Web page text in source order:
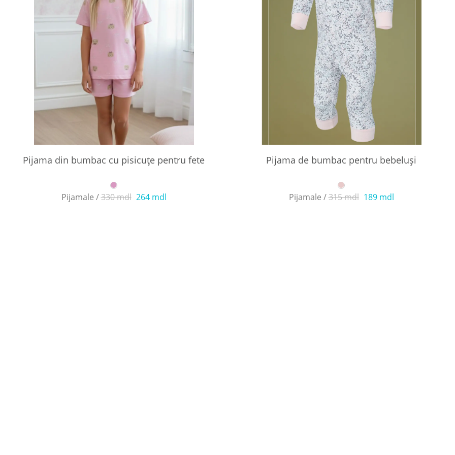
Pijama din bumbac cu pisicuțe pentru fete
Pijamale /330 mdl 264 mdl
Pijama de bumbac pentru bebeluși
Pijamale /315 mdl 189 mdl